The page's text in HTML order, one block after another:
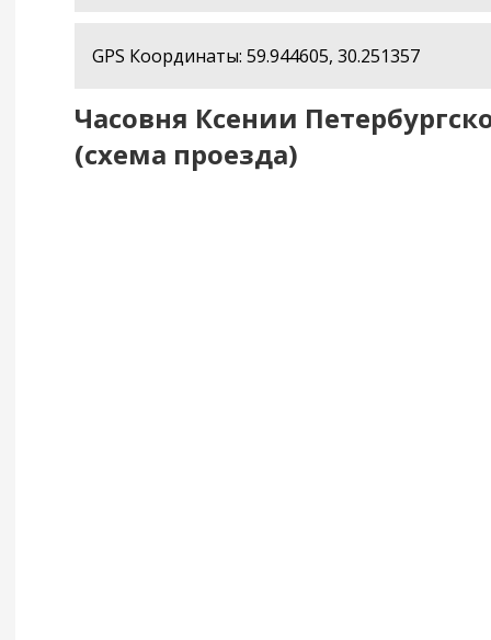
GPS Координаты: 59.944605, 30.251357
Часовня Ксении
(схема проезда)